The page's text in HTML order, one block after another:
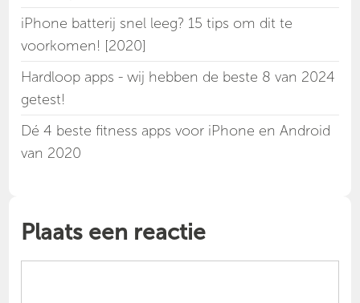
iPhone batterij snel leeg? 15 tips om dit te
voorkomen! [2020]
Hardloop apps - wij hebben de beste 8 van 2024
getest!
Dé 4 beste fitness apps voor iPhone en Android
van 2020
Plaats een reactie